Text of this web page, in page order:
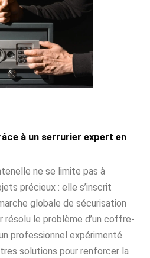
à un serrurier expert en
ne se limite pas à
précieux : elle s’inscrit
globale de sécurisation
résolu le problème d’un coffre-
professionnel expérimenté
solutions pour renforcer la